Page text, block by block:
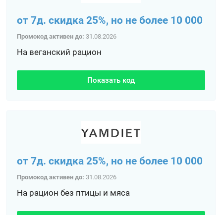
от 7д. скидка 25%, но не более 10 000
Промокод активен до: 31.08.2026
На веганский рацион
Показать код
от 7д. скидка 25%, но не более 10 000
Промокод активен до: 31.08.2026
На рацион без птицы и мяса